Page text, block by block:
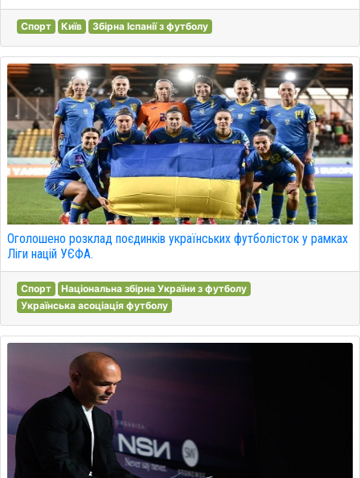
Спорт Київ Збірна Іспанії з футболу
Оголошено розклад поєдинків українських футболісток у рамках
Ліги націй УЄФА.
Спорт
Національна збірна України з футболу
Українська асоціація футболу